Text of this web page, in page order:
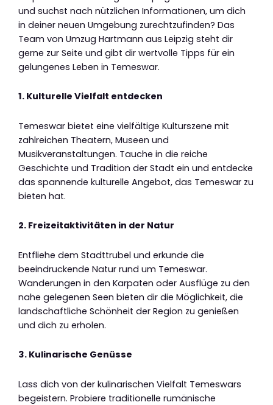
und suchst nach nützlichen Informationen, um dich
in deiner neuen Umgebung zurechtzufinden? Das
Team von Umzug Hartmann aus Leipzig steht dir
gerne zur Seite und gibt dir wertvolle Tipps für ein
gelungenes Leben in Temeswar.
1. Kulturelle Vielfalt entdecken
Temeswar bietet eine vielfältige Kulturszene mit
zahlreichen Theatern, Museen und
Musikveranstaltungen. Tauche in die reiche
Geschichte und Tradition der Stadt ein und entdecke
das spannende kulturelle Angebot, das Temeswar zu
bieten hat.
2. Freizeitaktivitäten in der Natur
Entfliehe dem Stadttrubel und erkunde die
beeindruckende Natur rund um Temeswar.
Wanderungen in den Karpaten oder Ausflüge zu den
nahe gelegenen Seen bieten dir die Möglichkeit, die
landschaftliche Schönheit der Region zu genießen
und dich zu erholen.
3. Kulinarische Genüsse
Lass dich von der kulinarischen Vielfalt Temeswars
begeistern. Probiere traditionelle rumänische